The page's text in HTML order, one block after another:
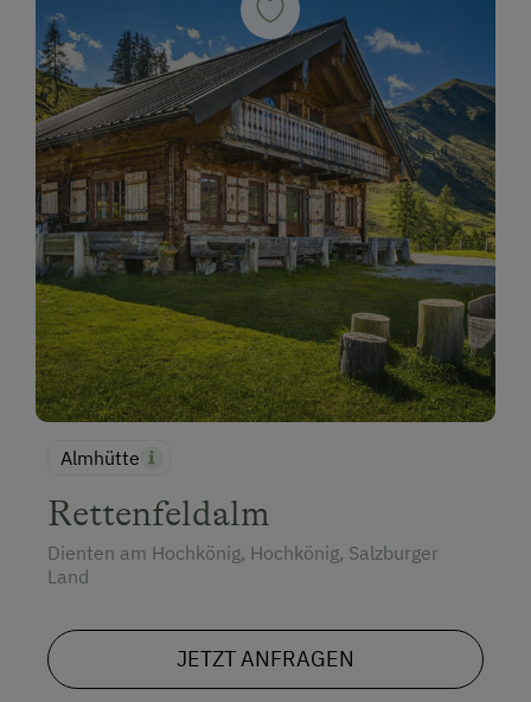
Almhütte
Rettenfeldalm
Dienten am Hochkönig, Hochkönig, Salzburger
Land
JETZT ANFRAGEN